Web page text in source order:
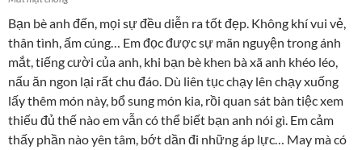
Bạn bè anh đến, mọi sự đều diễn ra tốt đẹp. Không khí vui vẻ,
thân tình, ấm cúng… Em đọc được sự mãn nguyện trong ánh
mắt, tiếng cười của anh, khi bạn bè khen bà xã anh khéo léo,
nấu ăn ngon lại rất chu đáo. Dù liên tục chạy lên chạy xuống
lấy thêm món này, bổ sung món kia, rồi quan sát bàn tiệc xem
thiếu đủ thế nào em vẫn có thể biết bạn anh nói gì. Em cảm
thấy phần nào yên tâm, bớt dần đi những áp lực… May mà có